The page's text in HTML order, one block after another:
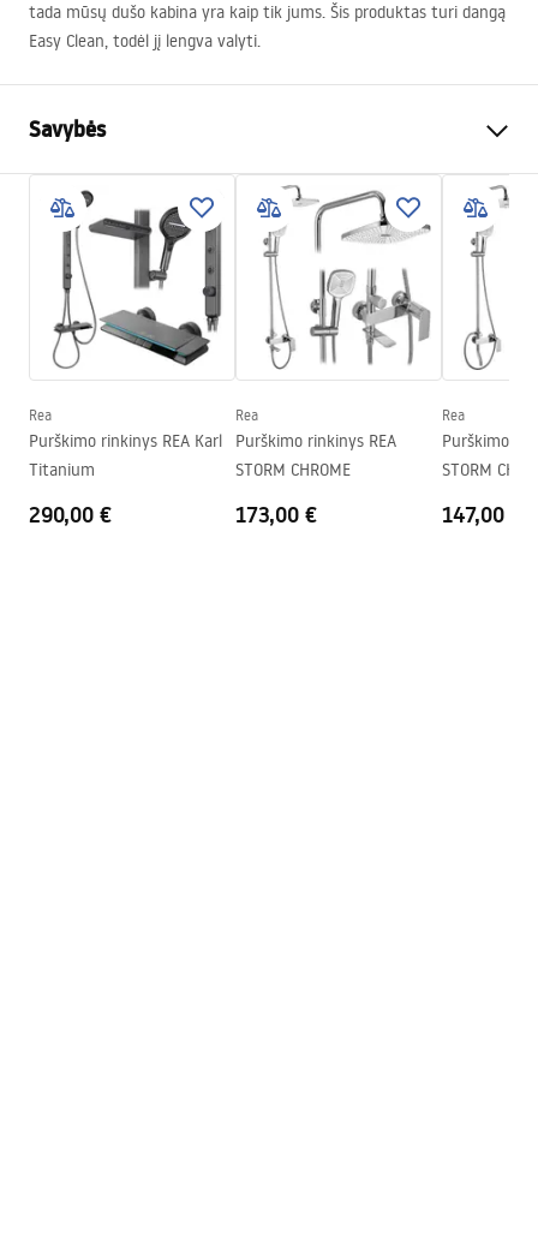
tada mūsų dušo kabina yra kaip tik jums. Šis produktas turi dangą
Easy Clean, todėl jį lengva valyti.
Savybės
Dydis (durys x siena)
120
Spalva
Auksas
Kabinos tipas
Walk-in
Stiklo spalva
Transparent 8mm
Seria
Aero
Aukštis (mm)
1950mm
Kabinos kryptis
Garantija
24 mėnesių
Rea
Purškimo rinkinys REA Karl
Titanium
290,00 €
Rea
Purškimo rinkinys REA
STORM CHROME
173,00 €
Rea
Purškimo
STORM
147,00 €